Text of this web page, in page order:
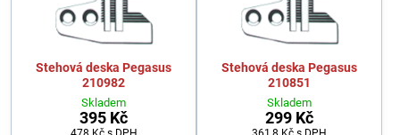
Stehová deska Pegasus
210982
Skladem
395 Kč
Stehová deska Pegasus
210851
Skladem
299 Kč